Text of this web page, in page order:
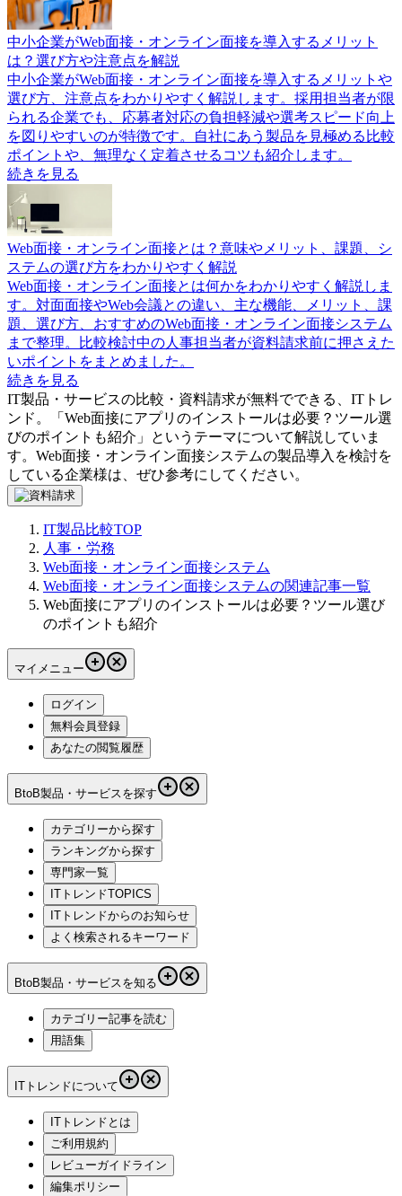
中小企業がWeb面接・オンライン面接を導入するメリット
は？選び方や注意点を解説
中小企業がWeb面接・オンライン面接を導入するメリットや
選び方、注意点をわかりやすく解説します。採用担当者が限
られる企業でも、応募者対応の負担軽減や選考スピード向上
を図りやすいのが特徴です。自社にあう製品を見極める比較
ポイントや、無理なく定着させるコツも紹介します。
続きを見る
Web面接・オンライン面接とは？意味やメリット、課題、シ
ステムの選び方をわかりやすく解説
Web面接・オンライン面接とは何かをわかりやすく解説しま
す。対面面接やWeb会議との違い、主な機能、メリット、課
題、選び方、おすすめのWeb面接・オンライン面接システム
まで整理。比較検討中の人事担当者が資料請求前に押さえた
いポイントをまとめました。
続きを見る
IT製品・サービスの比較・資料請求が無料でできる、ITトレ
ンド。「 Web面接にアプリのインストールは必要？ツール選
びのポイントも紹介 」というテーマについて解説していま
す。 Web面接・オンライン面接システムの製品導入を検討を
している企業様は、ぜひ参考にしてください。
IT製品比較TOP
人事・労務
Web面接・オンライン面接システム
Web面接・オンライン面接システムの関連記事一覧
Web面接にアプリのインストールは必要？ツール選び
のポイントも紹介
マイメニュー
ログイン
無料会員登録
あなたの閲覧履歴
BtoB製品・サービスを探す
カテゴリーから探す
ランキングから探す
専門家一覧
ITトレンドTOPICS
ITトレンドからのお知らせ
よく検索されるキーワード
BtoB製品・サービスを知る
カテゴリー記事を読む
用語集
ITトレンドについて
ITトレンドとは
ご利用規約
レビューガイドライン
編集ポリシー